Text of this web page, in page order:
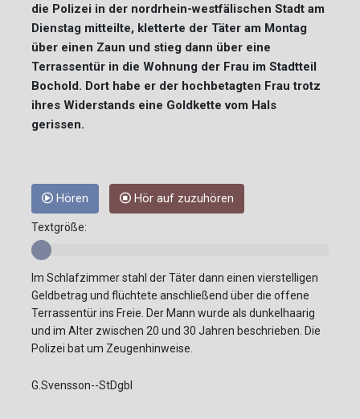
die Polizei in der nordrhein-westfälischen Stadt am
Dienstag mitteilte, kletterte der Täter am Montag
über einen Zaun und stieg dann über eine
Terrassentür in die Wohnung der Frau im Stadtteil
Bochold. Dort habe er der hochbetagten Frau trotz
ihres Widerstands eine Goldkette vom Hals
gerissen.
Hören Hör auf zuzuhören
Textgröße:
Im Schlafzimmer stahl der Täter dann einen vierstelligen
Geldbetrag und flüchtete anschließend über die offene
Terrassentür ins Freie. Der Mann wurde als dunkelhaarig
und im Alter zwischen 20 und 30 Jahren beschrieben. Die
Polizei bat um Zeugenhinweise.
G.Svensson--StDgbl